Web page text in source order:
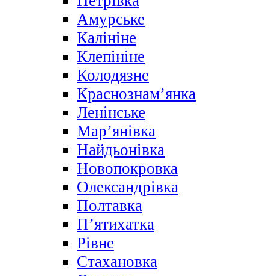
Амурське
Калініне
Клепініне
Колодязне
Краснознам’янка
Ленінське
Мар’янівка
Найдьонівка
Новопокровка
Олександрівка
Полтавка
П’ятихатка
Рівне
Стахановка